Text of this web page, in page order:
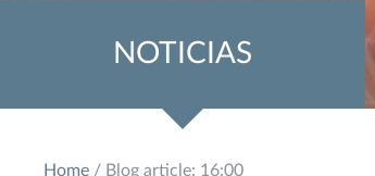
NOTICIAS
Home / Blog article: 16:00